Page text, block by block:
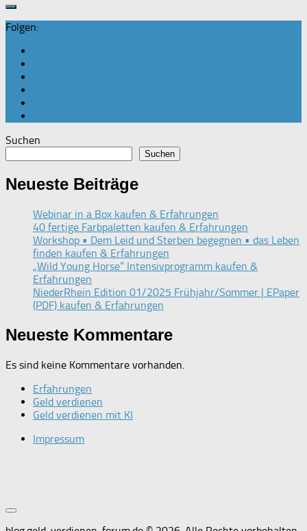
Folgen:
Suchen
Suchen
Neueste Beiträge
Webinar in a Box kaufen & Erfahrungen
40 fertige Farbpaletten kaufen & Erfahrungen
Workshop • Dem Leid und Sterben begegnen • das Leben
finden kaufen & Erfahrungen
„Wild Young Horse“ Intensivprogramm kaufen &
Erfahrungen
NiederRhein Edition 01/2025 Frühjahr/Sommer | EPaper
(PDF) kaufen & Erfahrungen
Neueste Kommentare
Es sind keine Kommentare vorhanden.
Erfahrungen
Geld verdienen
Geld verdienen mit KI
Impressum